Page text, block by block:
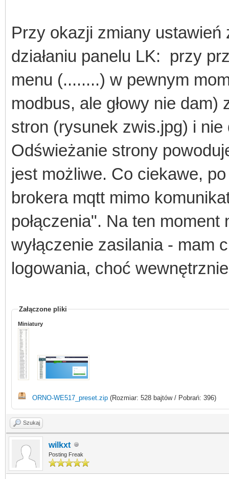
Przy okazji zmiany ustawień
działaniu panelu LK: przy
menu (........) w pewnym
modbus, ale głowy nie
stron (rysunek zwis.jpg) i
Odświeżanie strony
jest możliwe. Co ciekawe,
brokera mqtt mimo
połączenia". Na ten
wyłączenie zasilania - mam
logowania, choć
Załączone pliki
Miniatury
ORNO-WE517_preset.zip (Rozmiar: 528 bajtów / Pobrań: 396)
Szukaj
wilkxt
Posting Freak